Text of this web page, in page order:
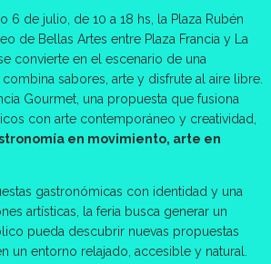
6 de julio, de 10 a 18 hs, la Plaza Rubén
de Bellas Artes entre Plaza Francia y La
convierte en el escenario de una
sabores, arte y disfrute al aire libre.
Gourmet, una propuesta que fusiona
con arte contemporáneo y creatividad,
en movimiento, arte en
gastronómicas con identidad y una
artísticas, la feria busca generar un
pueda descubrir nuevas propuestas
un entorno relajado, accesible y natural.